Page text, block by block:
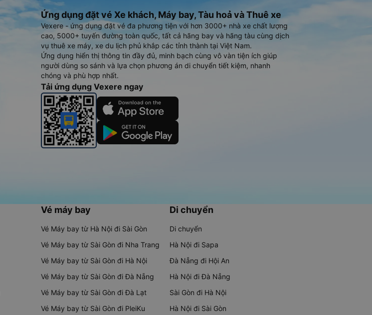
Ứng dụng đặt vé Xe khách, Máy bay, Tàu hoả và Thuê xe
Vexere - ứng dụng đặt vé đa phương tiện với hơn 3000+ nhà xe chất lượng
cao, 5000+ tuyến đường toàn quốc, tất cả hãng bay và hãng tàu cùng dịch
vụ thuê xe máy, xe du lịch phủ khắp các tỉnh thành tại Việt Nam.
Ứng dụng hiển thị thông tin đầy đủ, minh bạch cùng vô vàn tiện ích giúp
người dùng so sánh và lựa chọn phương án di chuyển tiết kiệm, nhanh
chóng và phù hợp nhất.
Tải ứng dụng Vexere ngay
Vé máy bay
Vé Máy bay từ Hà Nội đi Sài Gòn
Vé Máy bay từ Sài Gòn đi Nha Trang
Vé Máy bay từ Sài Gòn đi Hà Nội
Vé Máy bay từ Sài Gòn đi Đà Nẵng
Vé Máy bay từ Sài Gòn đi Đà Lạt
Vé Máy bay từ Sài Gòn đi PleiKu
Di chuyển
Di chuyển
Hà Nội đi Sapa
Đà Nẵng đi Hội An
Hà Nội đi Đà Nẵng
Sài Gòn đi Hà Nội
Hà Nội đi Sài Gòn